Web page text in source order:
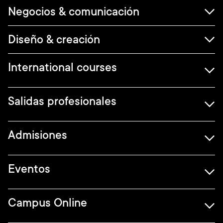
Negocios & comunicación
Diseño & creación
International courses
Salidas profesionales
Admisiones
Eventos
Campus Online